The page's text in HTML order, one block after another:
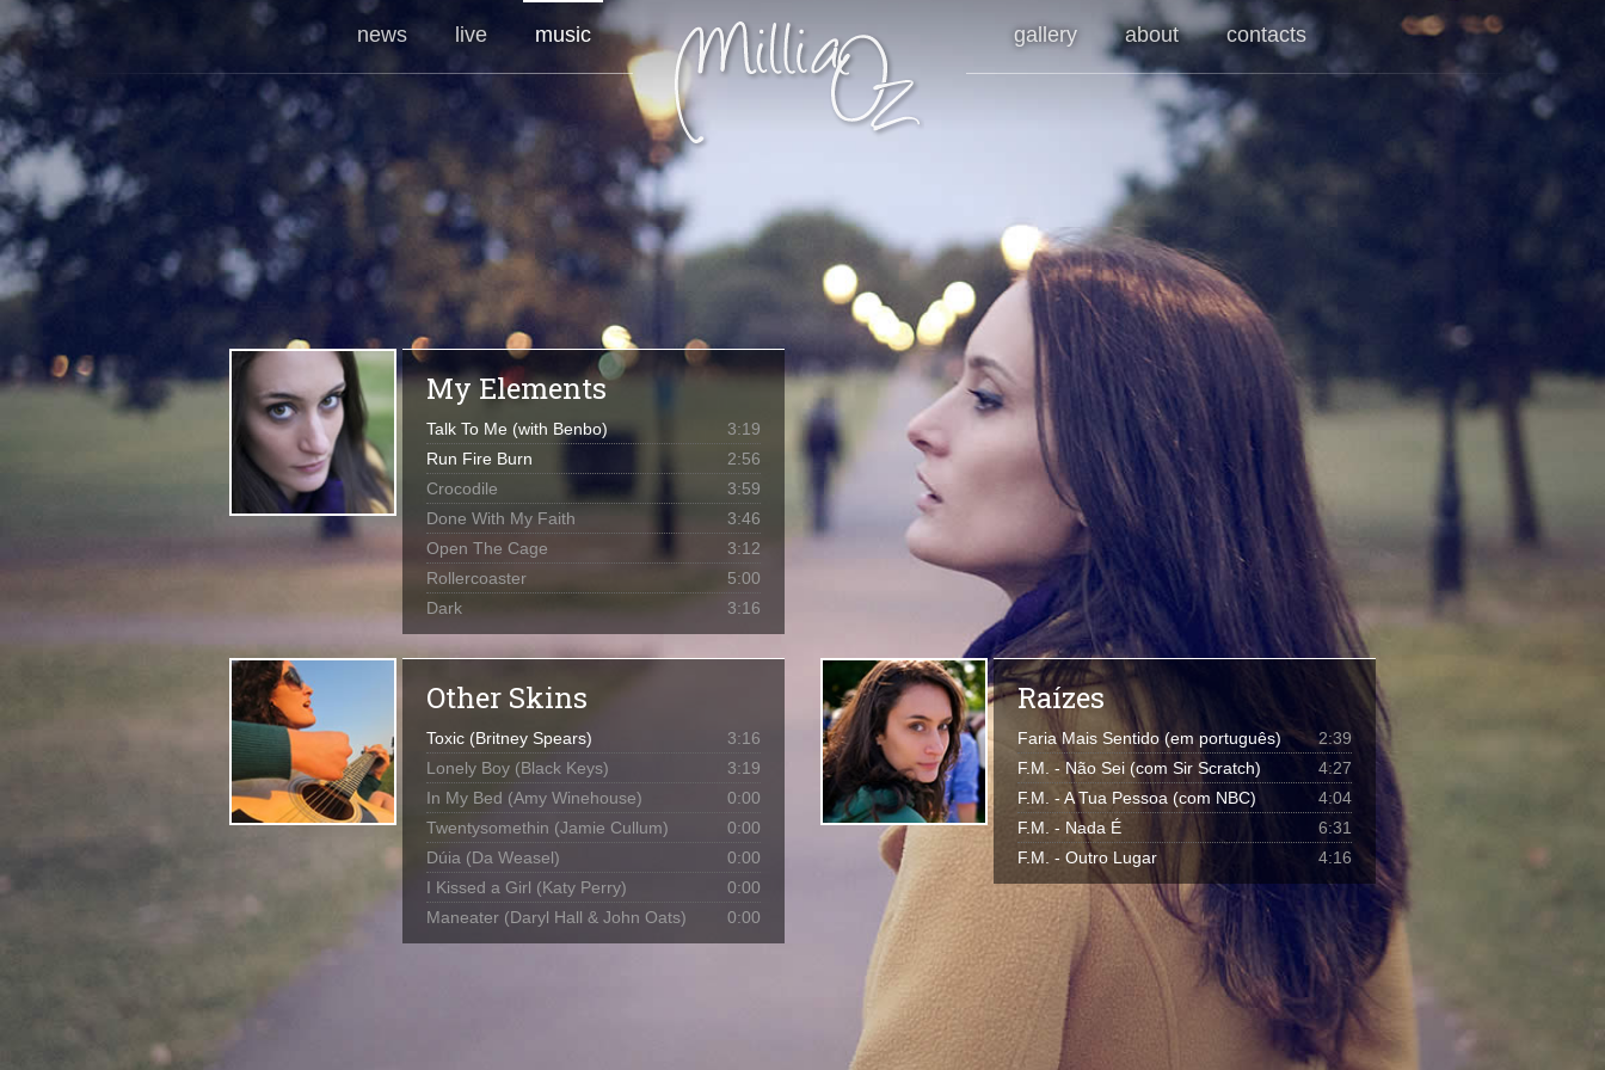
news live music gallery about contacts
My Elements
Talk To Me (with Benbo)
3:19
Run Fire Burn
2:56
Crocodile
3:59
Done With My Faith
3:46
Open The Cage
3:12
Rollercoaster
5:00
Dark
3:16
Other Skins
Toxic (Britney Spears)
3:16
Lonely Boy (Black Keys)
3:19
In My Bed (Amy Winehouse)
0:00
Twentysomethin (Jamie Cullum)
0:00
Dúia (Da Weasel)
0:00
I Kissed a Girl (Katy Perry)
0:00
Maneater (Daryl Hall & John Oats)
0:00
Raízes
Faria Mais Sentido (em português)
2:39
F.M. - Não Sei (com Sir Scratch)
4:27
F.M. - A Tua Pessoa (com NBC)
4:04
F.M. - Nada É
6:31
F.M. - Outro Lugar
4:16